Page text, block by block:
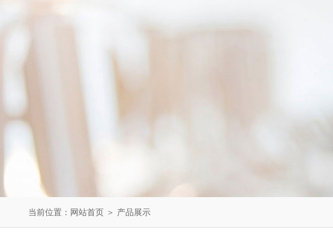
当前位置： 网站首页 ＞ 产品展示